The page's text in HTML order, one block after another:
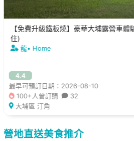
【免費升級鐵板燒】豪華大埔露營車體
住)
龍• Home
4.4
最早可預訂日期：2026-08-10
100+人曾訂購
32
大埔區 汀角
營地直送美食推介